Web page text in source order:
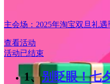
主会场：2025年淘宝双旦礼
查看活动
活动已结束
1、别眨眼！七